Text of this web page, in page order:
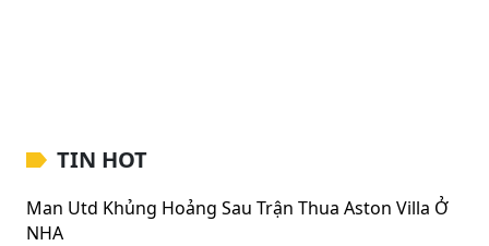
TIN HOT
Man Utd Khủng Hoảng Sau Trận Thua Aston Villa Ở
NHA